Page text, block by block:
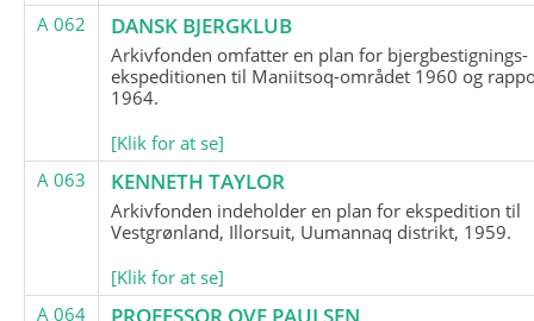
A 062
DANSK BJERGKLUB
Arkivfonden omfatter en plan for bjergbestignings-
ekspeditionen til Maniitsoq-området 1960 og
1964.
[Klik for at se]
A 063
KENNETH TAYLOR
Arkivfonden indeholder en plan for ekspedition til
Vestgrønland, Illorsuit, Uumannaq distrikt, 1959.
[Klik for at se]
A 064
PROFESSOR OVE PAULSEN